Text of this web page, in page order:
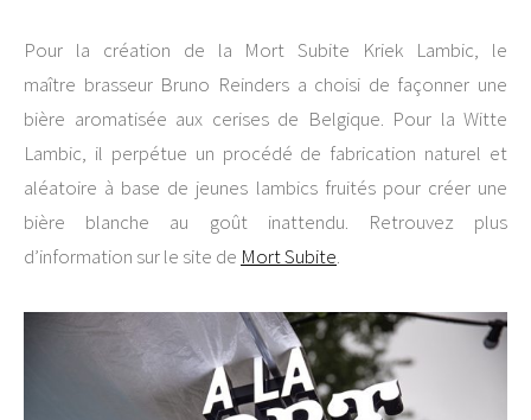
Pour la création de la Mort Subite Kriek Lambic, le
maître brasseur Bruno Reinders a choisi de façonner une
bière aromatisée aux cerises de Belgique. Pour la Witte
Lambic, il perpétue un procédé de fabrication naturel et
aléatoire à base de jeunes lambics fruités pour créer une
bière blanche au goût inattendu. Retrouvez plus
d’information sur le site de Mort Subite.